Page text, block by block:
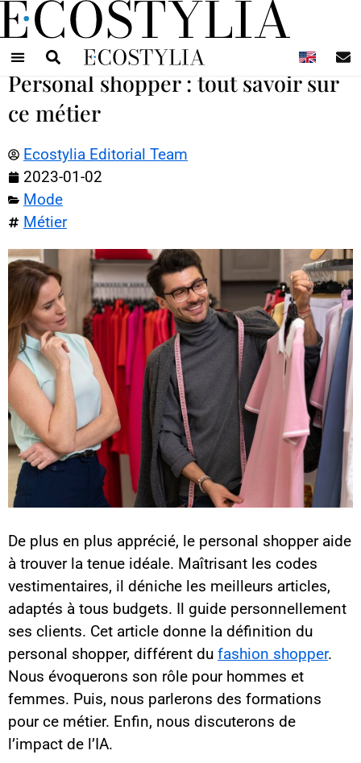
Personal shopper : tout savoir sur
ce métier
Ecostylia Editorial Team
2023-01-02
Mode
Métier
De plus en plus apprécié, le personal shopper aide
à trouver la tenue idéale. Maîtrisant les codes
vestimentaires, il déniche les meilleurs articles,
adaptés à tous budgets. Il guide personnellement
ses clients. Cet article donne la définition du
personal shopper, différent du fashion shopper.
Nous évoquerons son rôle pour hommes et
femmes. Puis, nous parlerons des formations
pour ce métier. Enfin, nous discuterons de
l’impact de l’IA.